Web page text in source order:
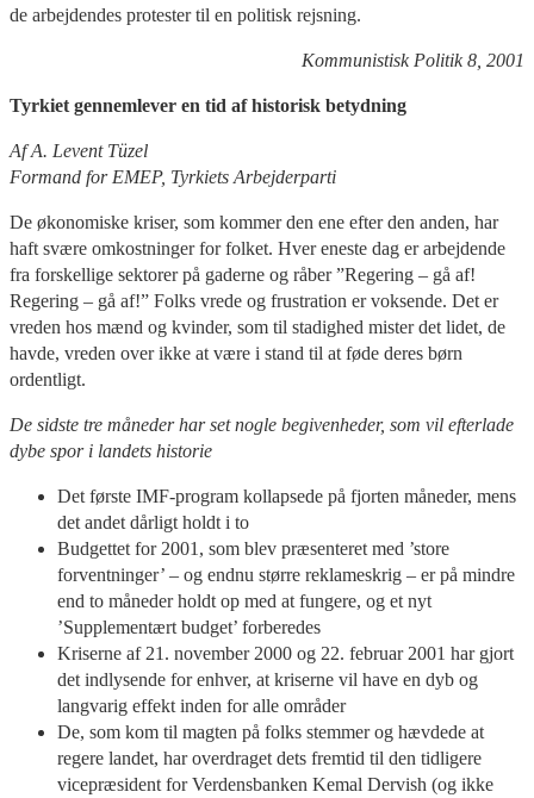
de arbejdendes protester til en politisk rejsning.
Kommunistisk Politik 8, 2001
Tyrkiet gennemlever en tid af historisk betydning
Af A. Levent Tüzel
Formand for EMEP, Tyrkiets Arbejderparti
De økonomiske kriser, som kommer den ene efter den anden, har
haft svære omkostninger for folket. Hver eneste dag er arbejdende
fra forskellige sektorer på gaderne og råber ”Regering – gå af!
Regering – gå af!” Folks vrede og frustration er voksende. Det er
vreden hos mænd og kvinder, som til stadighed mister det lidet, de
havde, vreden over ikke at være i stand til at føde deres børn
ordentligt.
De sidste tre måneder har set nogle begivenheder, som vil efterlade
dybe spor i landets historie
Det første IMF-program kollapsede på fjorten måneder, mens
det andet dårligt holdt i to
Budgettet for 2001, som blev præsenteret med ’store
forventninger’ – og endnu større reklameskrig – er på mindre
end to måneder holdt op med at fungere, og et nyt
’Supplementært budget’ forberedes
Kriserne af 21. november 2000 og 22. februar 2001 har gjort
det indlysende for enhver, at kriserne vil have en dyb og
langvarig effekt inden for alle områder
De, som kom til magten på folks stemmer og hævdede at
regere landet, har overdraget dets fremtid til den tidligere
vicepræsident for Verdensbanken Kemal Dervish (og ikke